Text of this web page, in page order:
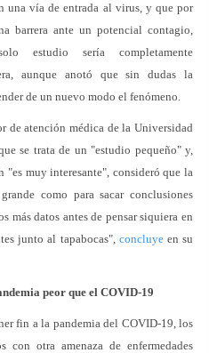
una vía de entrada al virus, y que por
barrera ante un potencial contagio,
estudio sería completamente
aunque anotó que sin dudas la
de un nuevo modo el fenómeno.
de atención médica de la Universidad
se trata de un "estudio pequeño" y,
muy interesante", consideró que la
como para sacar conclusiones
más datos antes de pensar siquiera en
junto al tapabocas", concluyeen su
peor que el COVID-19
fin a la pandemia del COVID-19, los
con otra amenaza de enfermedades